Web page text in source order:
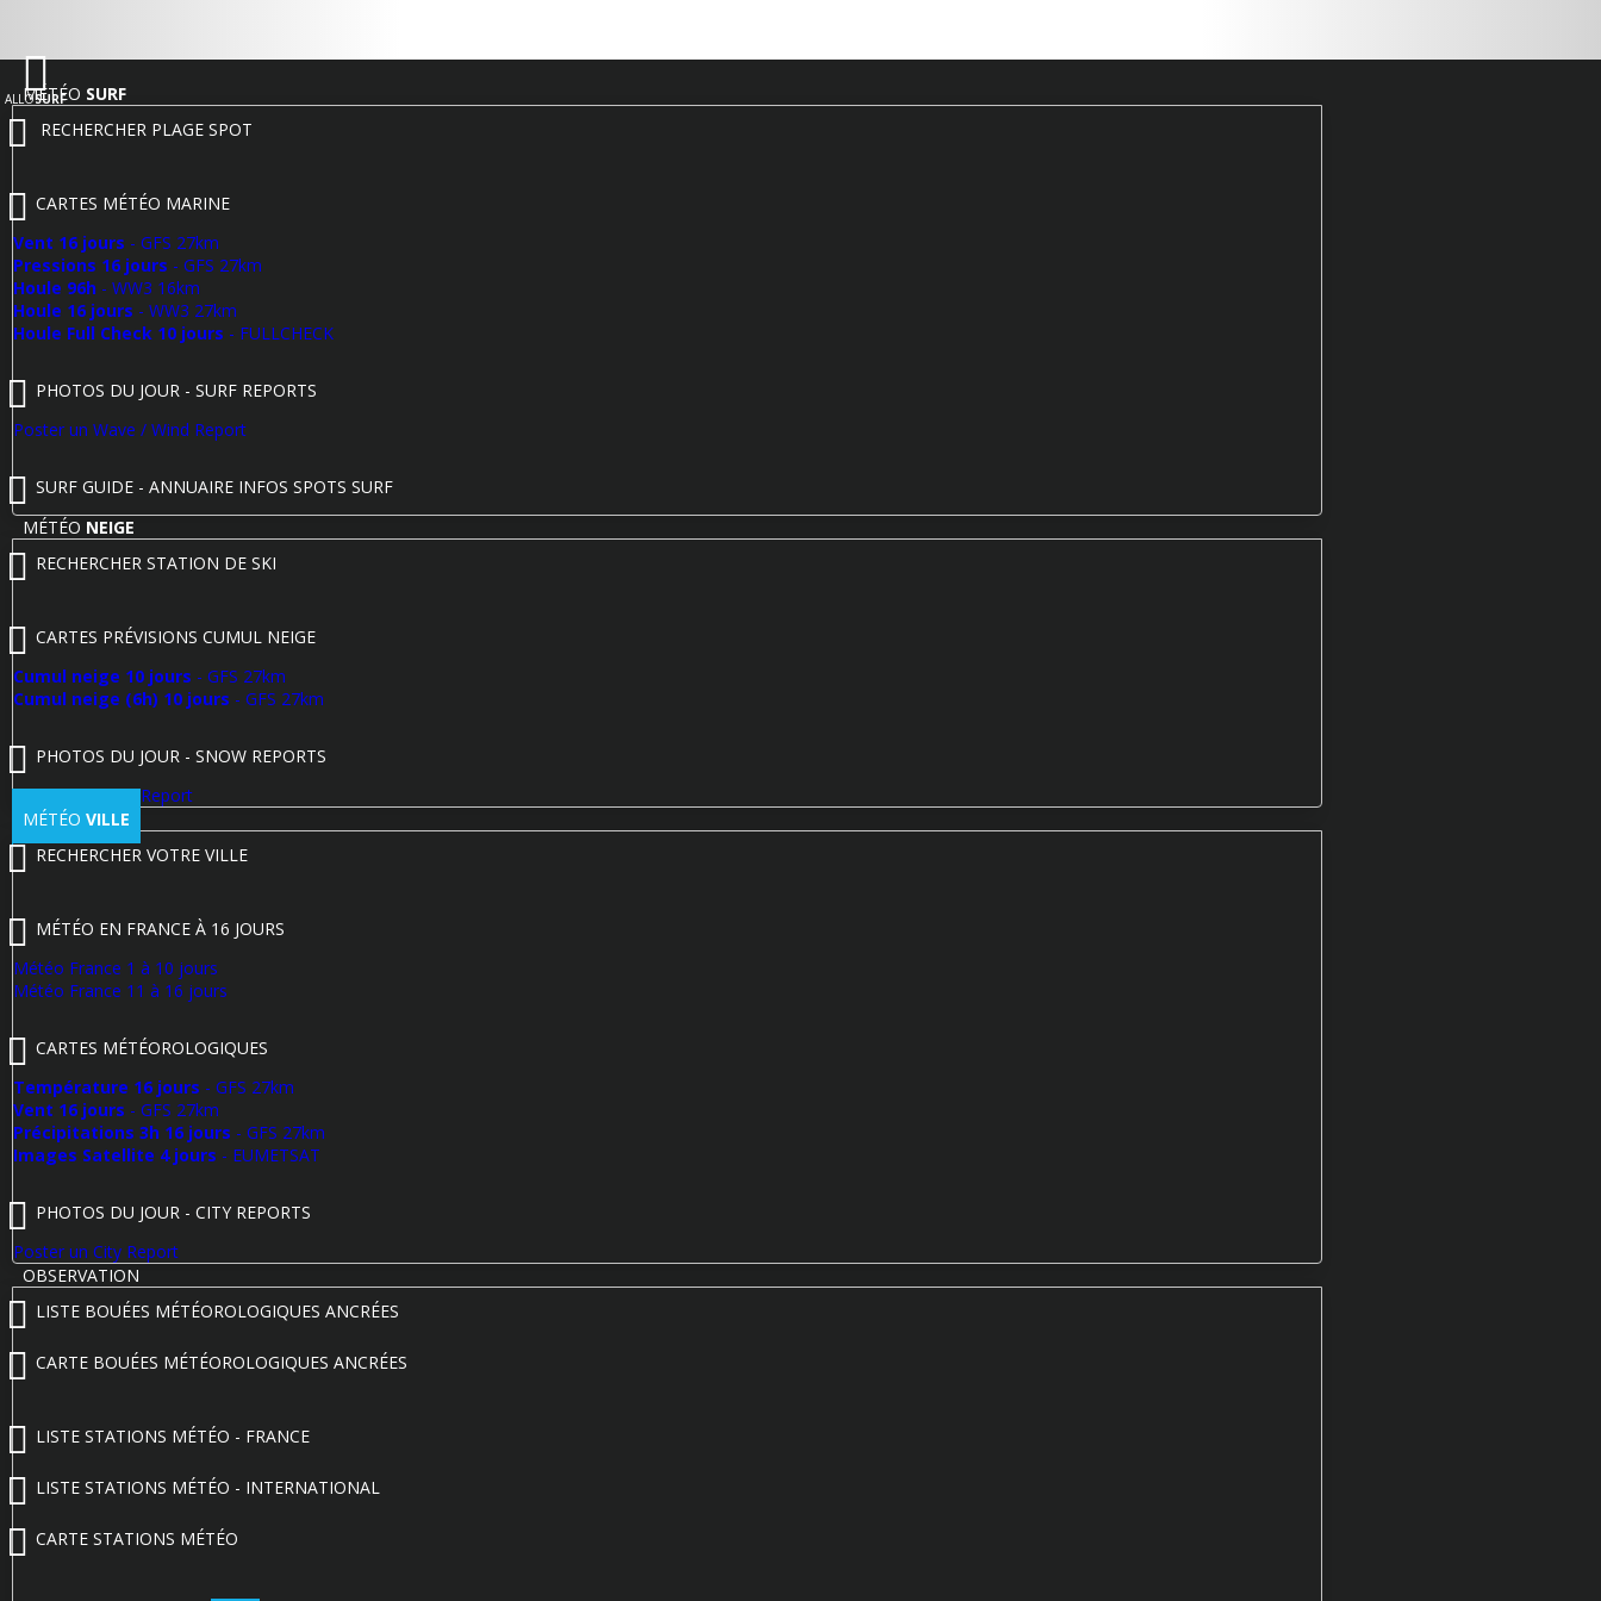
ALLOSURF
MÉTÉO SURF
RECHERCHER PLAGE SPOT
CARTES MÉTÉO MARINE
Vent 16 jours - GFS 27km
Pressions 16 jours - GFS 27km
Houle 96h - WW3 16km
Houle 16 jours - WW3 27km
Houle Full Check 10 jours - FULLCHECK
PHOTOS DU JOUR - SURF REPORTS
Poster un Wave / Wind Report
SURF GUIDE - ANNUAIRE INFOS SPOTS SURF
MÉTÉO NEIGE
RECHERCHER STATION DE SKI
CARTES PRÉVISIONS CUMUL NEIGE
Cumul neige 10 jours - GFS 27km
Cumul neige (6h) 10 jours - GFS 27km
PHOTOS DU JOUR - SNOW REPORTS
Poster un Snow Report
MÉTÉO VILLE
RECHERCHER VOTRE VILLE
MÉTÉO EN FRANCE À 16 JOURS
Météo France 1 à 10 jours
Météo France 11 à 16 jours
CARTES MÉTÉOROLOGIQUES
Température 16 jours - GFS 27km
Vent 16 jours - GFS 27km
Précipitations 3h 16 jours - GFS 27km
Images Satellite 4 jours - EUMETSAT
PHOTOS DU JOUR - CITY REPORTS
Poster un City Report
OBSERVATION
LISTE BOUÉES MÉTÉOROLOGIQUES ANCRÉES
CARTE BOUÉES MÉTÉOROLOGIQUES ANCRÉES
LISTE STATIONS MÉTÉO - FRANCE
LISTE STATIONS MÉTÉO - INTERNATIONAL
CARTE STATIONS MÉTÉO